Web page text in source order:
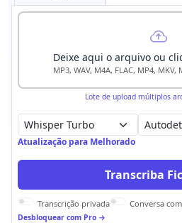
Deixe aqui o arquivo ou
MP3, WAV, M4A, FLAC, MP4,
Lote de upload múltiplos
Atualização para Melhorado
Transcriba
Transcrição privada Conversa
Desbloquear com Pro →